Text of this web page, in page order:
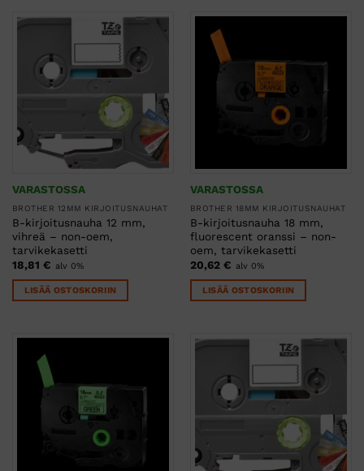
VARASTOSSA
BROTHER 12MM KIRJOITUSNAUHAT
B-kirjoitusnauha 12 mm,
vihreä – non-oem,
tarvikekasetti
18,81 € alv 0%
LISÄÄ OSTOSKORIIN
VARASTOSSA
BROTHER 18MM KIRJOITUSNAUHAT
B-kirjoitusnauha 18 mm,
fluorescent oranssi – non-
oem, tarvikekasetti
20,62 € alv 0%
LISÄÄ OSTOSKORIIN